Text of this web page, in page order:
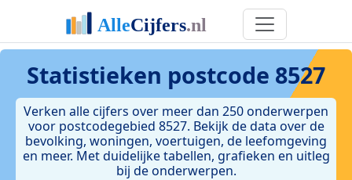
Statistieken postcode 8527
Verken alle cijfers over meer dan 250 onderwerpen
voor postcodegebied 8527. Bekijk de data over de
bevolking, woningen, voertuigen, de leefomgeving
en meer. Met duidelijke tabellen, grafieken en uitleg
bij de onderwerpen.